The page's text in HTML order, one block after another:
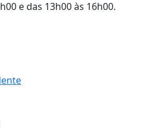
e das 13h00 às 16h00.